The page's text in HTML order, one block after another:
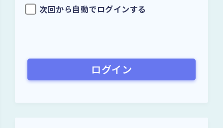
次回から自動でログインする
ログイン